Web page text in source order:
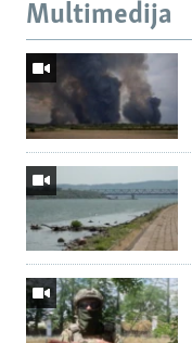
Multimedija